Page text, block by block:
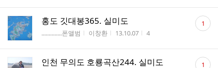
홍도 깃대봉365. 실미도
게시판명
..............폰앨범 작성자
이창환 작성시간
13.10.07 조회수
4
댓
글 1
인천 무의도 호룡곡산244. 실미도
댓
1